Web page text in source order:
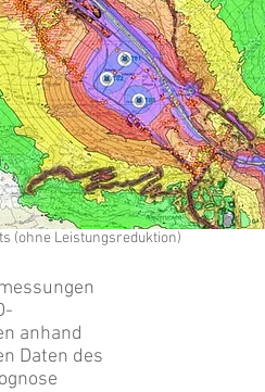
(ohne Leistungsreduktion)
anhand
Daten des